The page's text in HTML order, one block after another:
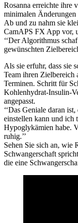
Rosanna erreichte ihre
minimalen Änderungen
Ab und zu nahm sie
CamAPS FX App vor,
‘‘Der Algorithmus
gewünschten
Als sie erfuhr, dass sie
Team ihren Zielbereich
Terminen. Schritt für
Kohlenhydrat-Insulin-
angepasst.
‘‘Das Geniale daran
einstellen kann und ich
Hypoglykämien habe.
ruhig.’’
Sehen Sie sich an, wie
Schwangerschaft
die eine